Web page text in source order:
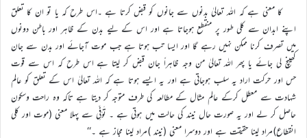
کا معنی ہے کہ اللہ تعالیٰ بدنوں سے جانوں کو قبض کرتا ہے ۔اس طرح کہ یا تو ان کا تعلق
اپنے ابدان سے کلی طور پر منقطع ہوجاتا ہے اور اس کے لیے بدن کے ظاہر اور باطن دونوں
میں تصرف کرنا ممکن نہیں رہے گا اور ایسا تب ہوتا ہے جب موت آجائے اور بدن سے جان
کھینچ لی جائے یا پھر اللہ تعالیٰ من وجہ ظاہراً جان قبض کر لیتا ہے اس طرح کہ اس سے قوت
حس اور حرکت اراد یہ سلب ہوجاتی ہے اور یہ ایسے ہوتا ہے کہ اللہ تعالیٰ اس کے تعلق کو عالم
شہادت سے معطل کرکے عالم مثال کے مطالعہ کی طرف متوجہ کر دیتا ہے تاکہ وہ راحت وسکون
حاصل کر لے اور یہ صورت حال نیند کی حالت میں ہوتی ہے ۔ تَوَفِّی سے پہلا معنی (موت اور کلی
انقطاع)مراد لینا حقیقت ہے اور دوسرا معنی (نیند )مراد لینا مجاز ہے ۔‘‘